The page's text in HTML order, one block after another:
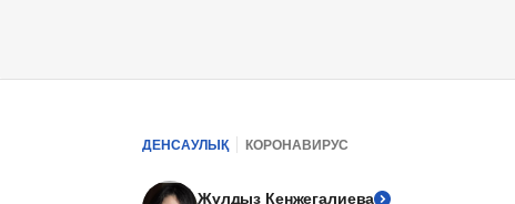
ДЕНСАУЛЫҚ КОРОНАВИРУС
Жұлдыз Кенжегалиева